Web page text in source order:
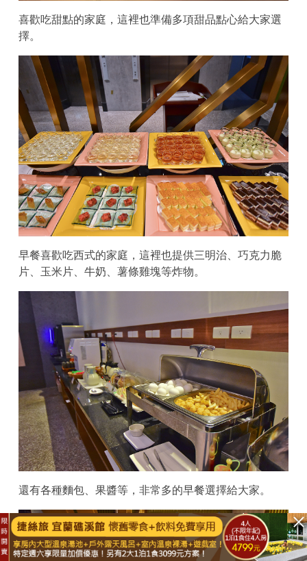
喜歡吃甜點的家庭，這裡也準備多項甜品點心給大家選
擇。
早餐喜歡吃西式的家庭，這裡也提供三明治、巧克力脆
片、玉米片、牛奶、薯條雞塊等炸物。
還有各種麵包、果醬等，非常多的早餐選擇給大家。
已結束